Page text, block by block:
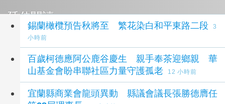
延伸閱讀
錫蘭橄欖預告秋將至 繁花染白和平東路二段
3
小時前
百歲柯德應阿公鹿谷慶生 親手奉茶迎鄉親 華
山基金會盼串聯社區力量守護孤老
12 小時前
宜蘭縣商業會龍頭異動 縣議會議長張勝德膺任